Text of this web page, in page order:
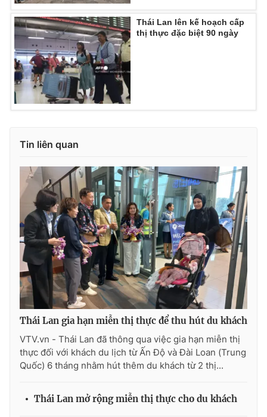
Ðiện thoại Thời báo VTV:024.66 897 897
Email:toasoan@vtv.vn
Liên hệ quảng cáo:024-7300.7108
® Cấm sao chép dưới mọi hình thức nếu không có sự chấp
thuận bằng văn bản. Ghi rõ nguồn VTV.vn khi phát hành lại
thông tin từ website này.
Thái Lan lên kế hoạch cấp
thị thực đặc biệt 90 ngày
Tin liên quan
Thái Lan gia hạn miễn thị thực để thu hút du khách
VTV.vn - Thái Lan đã thông qua việc gia hạn miễn thị
thực đối với khách du lịch từ Ấn Độ và Đài Loan (Trung
Quốc) 6 tháng nhằm hút thêm du khách từ 2 thị...
Thái Lan mở rộng miễn thị thực cho du khách